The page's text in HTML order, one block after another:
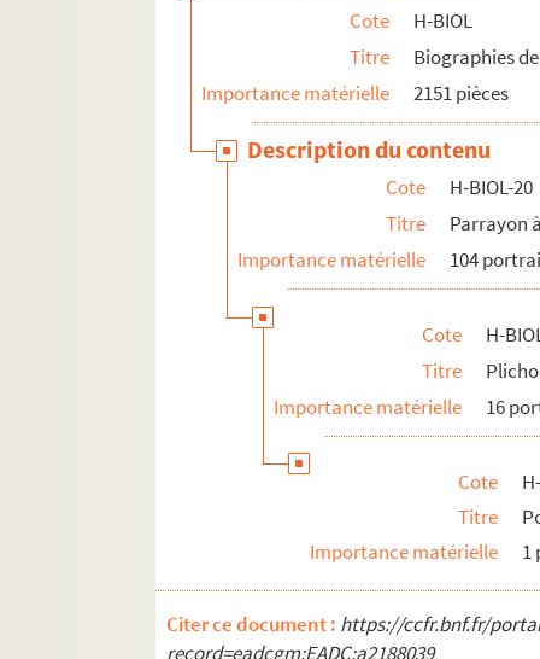
Cote
H-BIOL
Titre
Biographies
Importance matérielle
2151 pièces
Description du contenu
Cote
H-BIOL-20
Titre
Parrayon
Importance matérielle
104
Cote
H-
Titre
Importance matérielle
16
Cote
Titre
Importance matérielle
1
Citer ce document : https://ccfr.bnf.fr/
record=eadcgm:EADC:a2188039